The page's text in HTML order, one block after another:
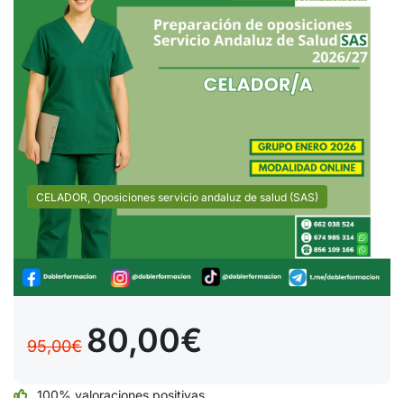
CELADOR Oposiciones servicio andaluz de salud (SAS)
95,00€ 80,00€
100% valoraciones positivas